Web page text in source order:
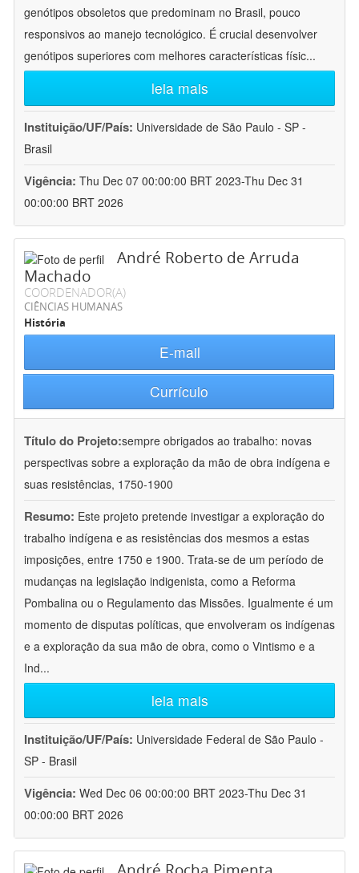
genótipos obsoletos que predominam no Brasil, pouco
responsivos ao manejo tecnológico. É crucial desenvolver
genótipos superiores com melhores características físic...
leia mais
Instituição/UF/País: Universidade de São Paulo - SP -
Brasil
Vigência: Thu Dec 07 00:00:00 BRT 2023-Thu Dec 31
00:00:00 BRT 2026
André Roberto de Arruda
Machado
COORDENADOR(A)
CIÊNCIAS HUMANAS
História
E-mail
Currículo
Título do Projeto:sempre obrigados ao trabalho: novas
perspectivas sobre a exploração da mão de obra indígena e
suas resistências, 1750-1900
Resumo: Este projeto pretende investigar a exploração do
trabalho indígena e as resistências dos mesmos a estas
imposições, entre 1750 e 1900. Trata-se de um período de
mudanças na legislação indigenista, como a Reforma
Pombalina ou o Regulamento das Missões. Igualmente é um
momento de disputas políticas, que envolveram os indígenas
e a exploração da sua mão de obra, como o Vintismo e a
Ind...
leia mais
Instituição/UF/País: Universidade Federal de São Paulo -
SP - Brasil
Vigência: Wed Dec 06 00:00:00 BRT 2023-Thu Dec 31
00:00:00 BRT 2026